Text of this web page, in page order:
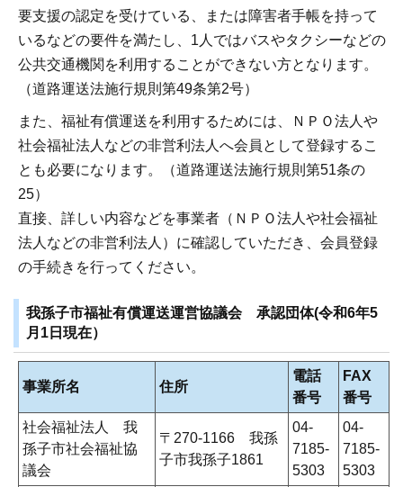
要支援の認定を受けている、または障害者手帳を持って
いるなどの要件を満たし、1人ではバスやタクシーなどの
公共交通機関を利用することができない方となります。
（道路運送法施行規則第49条第2号）
また、福祉有償運送を利用するためには、ＮＰＯ法人や
社会福祉法人などの非営利法人へ会員として登録するこ
とも必要になります。（道路運送法施行規則第51条の
25）
直接、詳しい内容などを事業者（ＮＰＯ法人や社会福祉
法人などの非営利法人）に確認していただき、会員登録
の手続きを行ってください。
我孫子市福祉有償運送運営協議会 承認団体(令和6年5
月1日現在）
事業所名 住所
電話
番号
FAX
番号
社会福祉法人 我
孫子市社会福祉協
議会
〒270-1166 我孫
子市我孫子1861
04-
7185-
5303
04-
7185-
5303